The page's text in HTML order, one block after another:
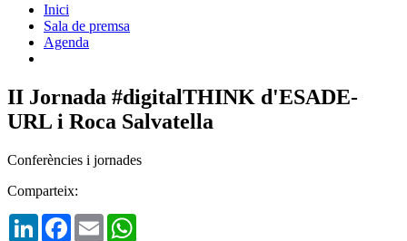
Inici
Sala de premsa
Agenda
II Jornada #digitalTHINK d'ESADE-
URL i Roca Salvatella
Conferències i jornades
Comparteix:
LinkedInFacebook
Email